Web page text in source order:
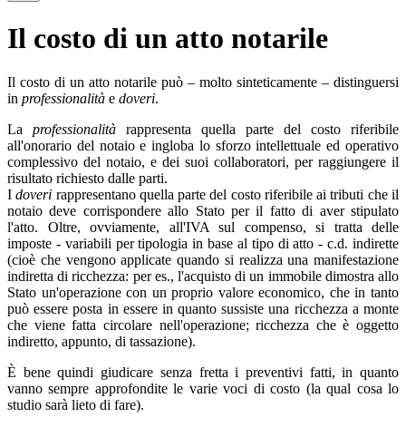
Il costo di un atto notarile
Il costo di un atto notarile può – molto sinteticamente – distinguersi
in professionalità e doveri.
La professionalità rappresenta quella parte del costo riferibile
all'onorario del notaio e ingloba lo sforzo intellettuale ed operativo
complessivo del notaio, e dei suoi collaboratori, per raggiungere il
risultato richiesto dalle parti.
Idoveri rappresentano quella parte del costo riferibile ai tributi che il
notaio deve corrispondere allo Stato per il fatto di aver stipulato
l'atto. Oltre, ovviamente, all'IVA sul compenso, si tratta delle
imposte - variabili per tipologia in base al tipo di atto - c.d. indirette
(cioè che vengono applicate quando si realizza una manifestazione
indiretta di ricchezza: per es., l'acquisto di un immobile dimostra allo
Stato un'operazione con un proprio valore economico, che in tanto
può essere posta in essere in quanto sussiste una ricchezza a monte
che viene fatta circolare nell'operazione; ricchezza che è oggetto
indiretto, appunto, di tassazione).
È bene quindi giudicare senza fretta i preventivi fatti, in quanto
vanno sempre approfondite le varie voci di costo (la qual cosa lo
studio sarà lieto di fare).